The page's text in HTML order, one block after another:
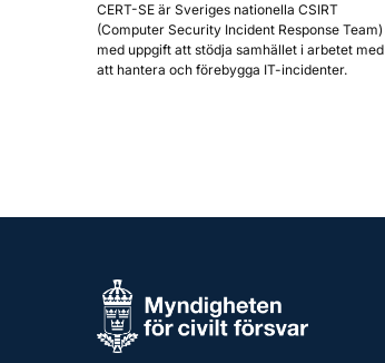
CERT-SE är Sveriges nationella CSIRT
(Computer Security Incident Response Team)
med uppgift att stödja samhället i arbetet med
att hantera och förebygga IT-incidenter.